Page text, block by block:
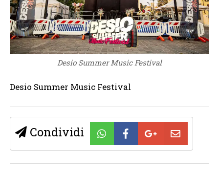
Desio Summer Music Festival
Desio Summer Music Festival
Condividi